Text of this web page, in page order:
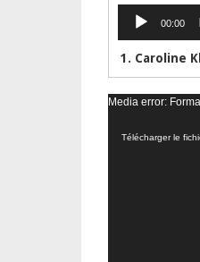
Lecteur
audio
00:00
Lecteur
Media error:
Télécharger le